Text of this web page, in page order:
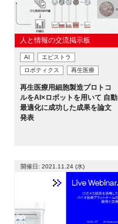
人と情報の交流掲示板
AI
エピストラ
ロボティクス
再生医療
再生医療用細胞製造プロトコ
ルをAI×ロボットを用いて 自動
最適化に成功した成果を論文
発表
開催日: 2021.11.24 (水)